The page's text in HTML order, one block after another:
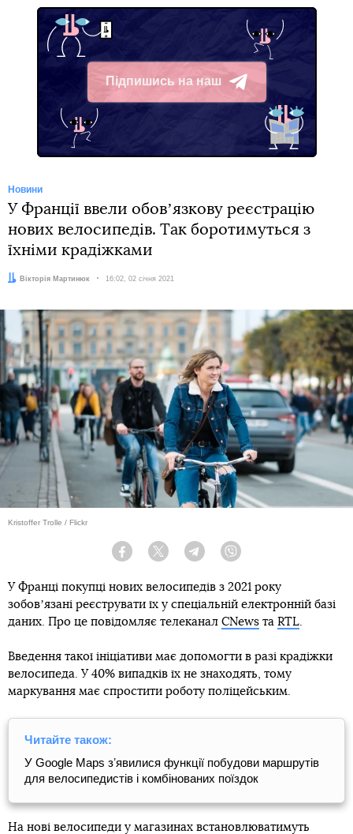
Підпишись на наш
Telegram
Новини
У Франції ввели обовʼязкову реєстрацію
нових велосипедів. Так боротимуться з
їхніми крадіжками
Автор:Вікторія Мартинюк Дата:
16:02, 02 січня 2021
Kristoffer Trolle / Flickr
Facebook Twitter Telegram
У Франці покупці нових велосипедів з 2021 року
зобовʼязані реєструвати їх у спеціальній електронній базі
даних. Про це повідомляє телеканал CNews та RTL
Введення такої ініціативи має допомогти в разі крадіжки
велосипеда. У 40% випадків їх не знаходять, тому
маркування має спростити роботу поліцейським.
Читайте також:
У Google Maps зʼявилися функції побудови маршрутів
для велосипедистів і комбінованих поїздок
На нові велосипеди у магазинах встановлюватимуть